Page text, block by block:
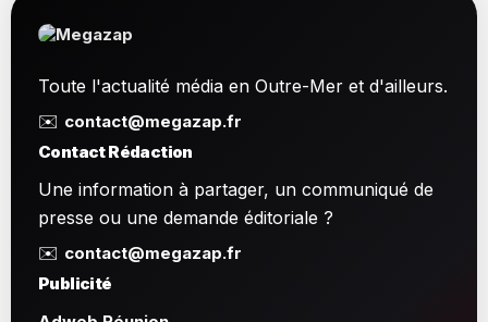
Toute l'actualité média en Outre-Mer et d'ailleurs.
✉️ contact@megazap.fr
Contact Rédaction
Une information à partager, un communiqué de
presse ou une demande éditoriale ?
✉️ contact@megazap.fr
Publicité